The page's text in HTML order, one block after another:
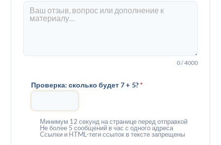
0 / 4000
Проверка: сколько будет 7 + 5?*
Минимум 12 секунд на странице перед отправкой
Не более 5 сообщений в час с одного адреса
Ссылки и HTML-теги ссылок в тексте запрещены